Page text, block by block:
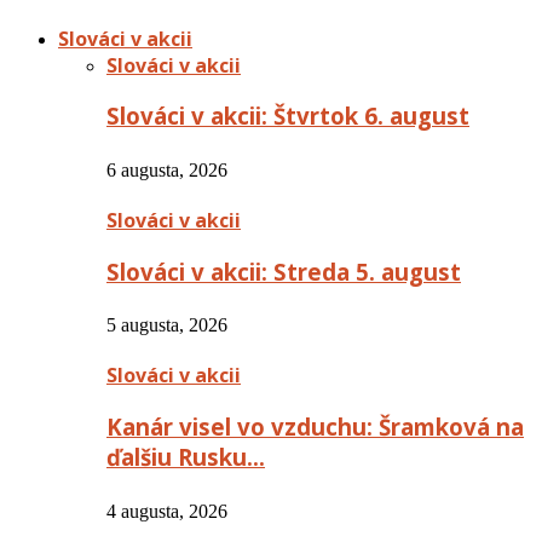
Slováci v akcii
Slováci v akcii
Slováci v akcii: Štvrtok 6. august
6 augusta, 2026
Slováci v akcii
Slováci v akcii: Streda 5. august
5 augusta, 2026
Slováci v akcii
Kanár visel vo vzduchu: Šramková na
ďalšiu Rusku…
4 augusta, 2026